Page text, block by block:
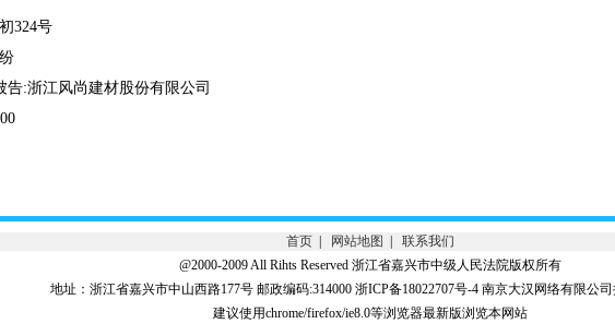
324号
告:浙江风尚建材股份有限公司
首页 网站地图
联系我们
@2000-2009 All Rihts Reserved 浙江省嘉兴市中级人民法院版权所有
地址：浙江省嘉兴市中山西路177号 邮政编码:314000 浙ICP备18022707号-4 南京大汉网络有限公
建议使用chrome/firefox/ie8.0等浏览器最新版浏览本网站